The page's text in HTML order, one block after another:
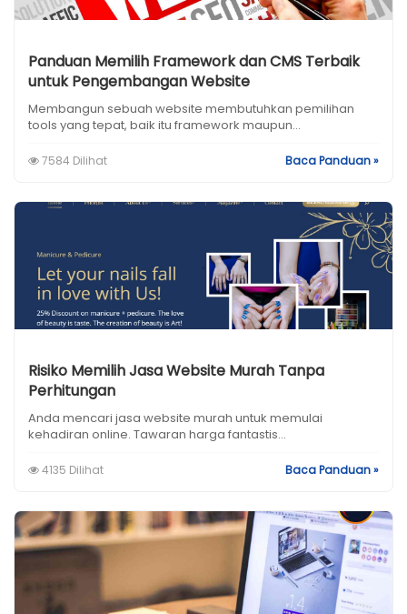
Panduan Memilih Framework dan CMS Terbaik
untuk Pengembangan Website
Membangun sebuah website membutuhkan pemilihan
tools yang tepat, baik itu framework maupun...
7584 Dilihat Baca Panduan »
Risiko Memilih Jasa Website Murah Tanpa
Perhitungan
Anda mencari jasa website murah untuk memulai
kehadiran online. Tawaran harga fantastis...
4135 Dilihat Baca Panduan »